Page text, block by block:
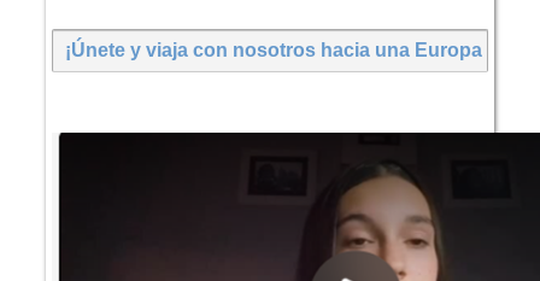
¡Únete y viaja con nosotros hacia una Europa más